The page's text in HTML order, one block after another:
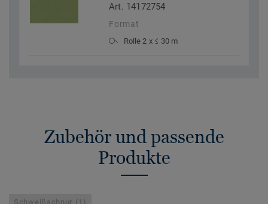
Art. 14172754
Format
Rolle 2 x ≤ 30 m
Zubehör und passende
Produkte
Schweißschnur (1)